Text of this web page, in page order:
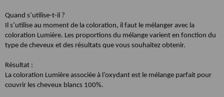
Quand s’utilise-t-il ?
Il s’utilise au moment de la coloration, il faut le mélanger avec la
coloration Lumière. Les proportions du mélange varient en fonction du
type de cheveux et des résultats que vous souhaitez obtenir.
Résultat :
La coloration Lumière associée à l’oxydant est le mélange parfait pour
couvrir les cheveux blancs 100%.